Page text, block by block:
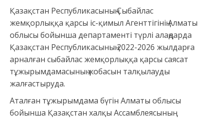
Қазақстан Республикасының Сыбайлас
жемқорлыққа қарсы іс-қимыл Агенттігінің Алматы
облысы бойынша департаменті түрлі алаңдарда
Қазақстан Республикасының 2022-2026 жылдарға
арналған сыбайлас жемқорлыққа қарсы саясат
тұжырымдамасының жобасын талқылауды
жалғастыруда.
Аталған тұжырымдама бүгін Алматы облысы
бойынша Қазақстан халқы Ассамблеясының